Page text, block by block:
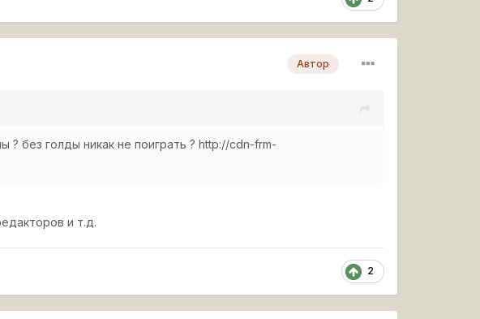
Автор
? без голды никак не поиграть ?http://cdn-frm-
и т.д.
2